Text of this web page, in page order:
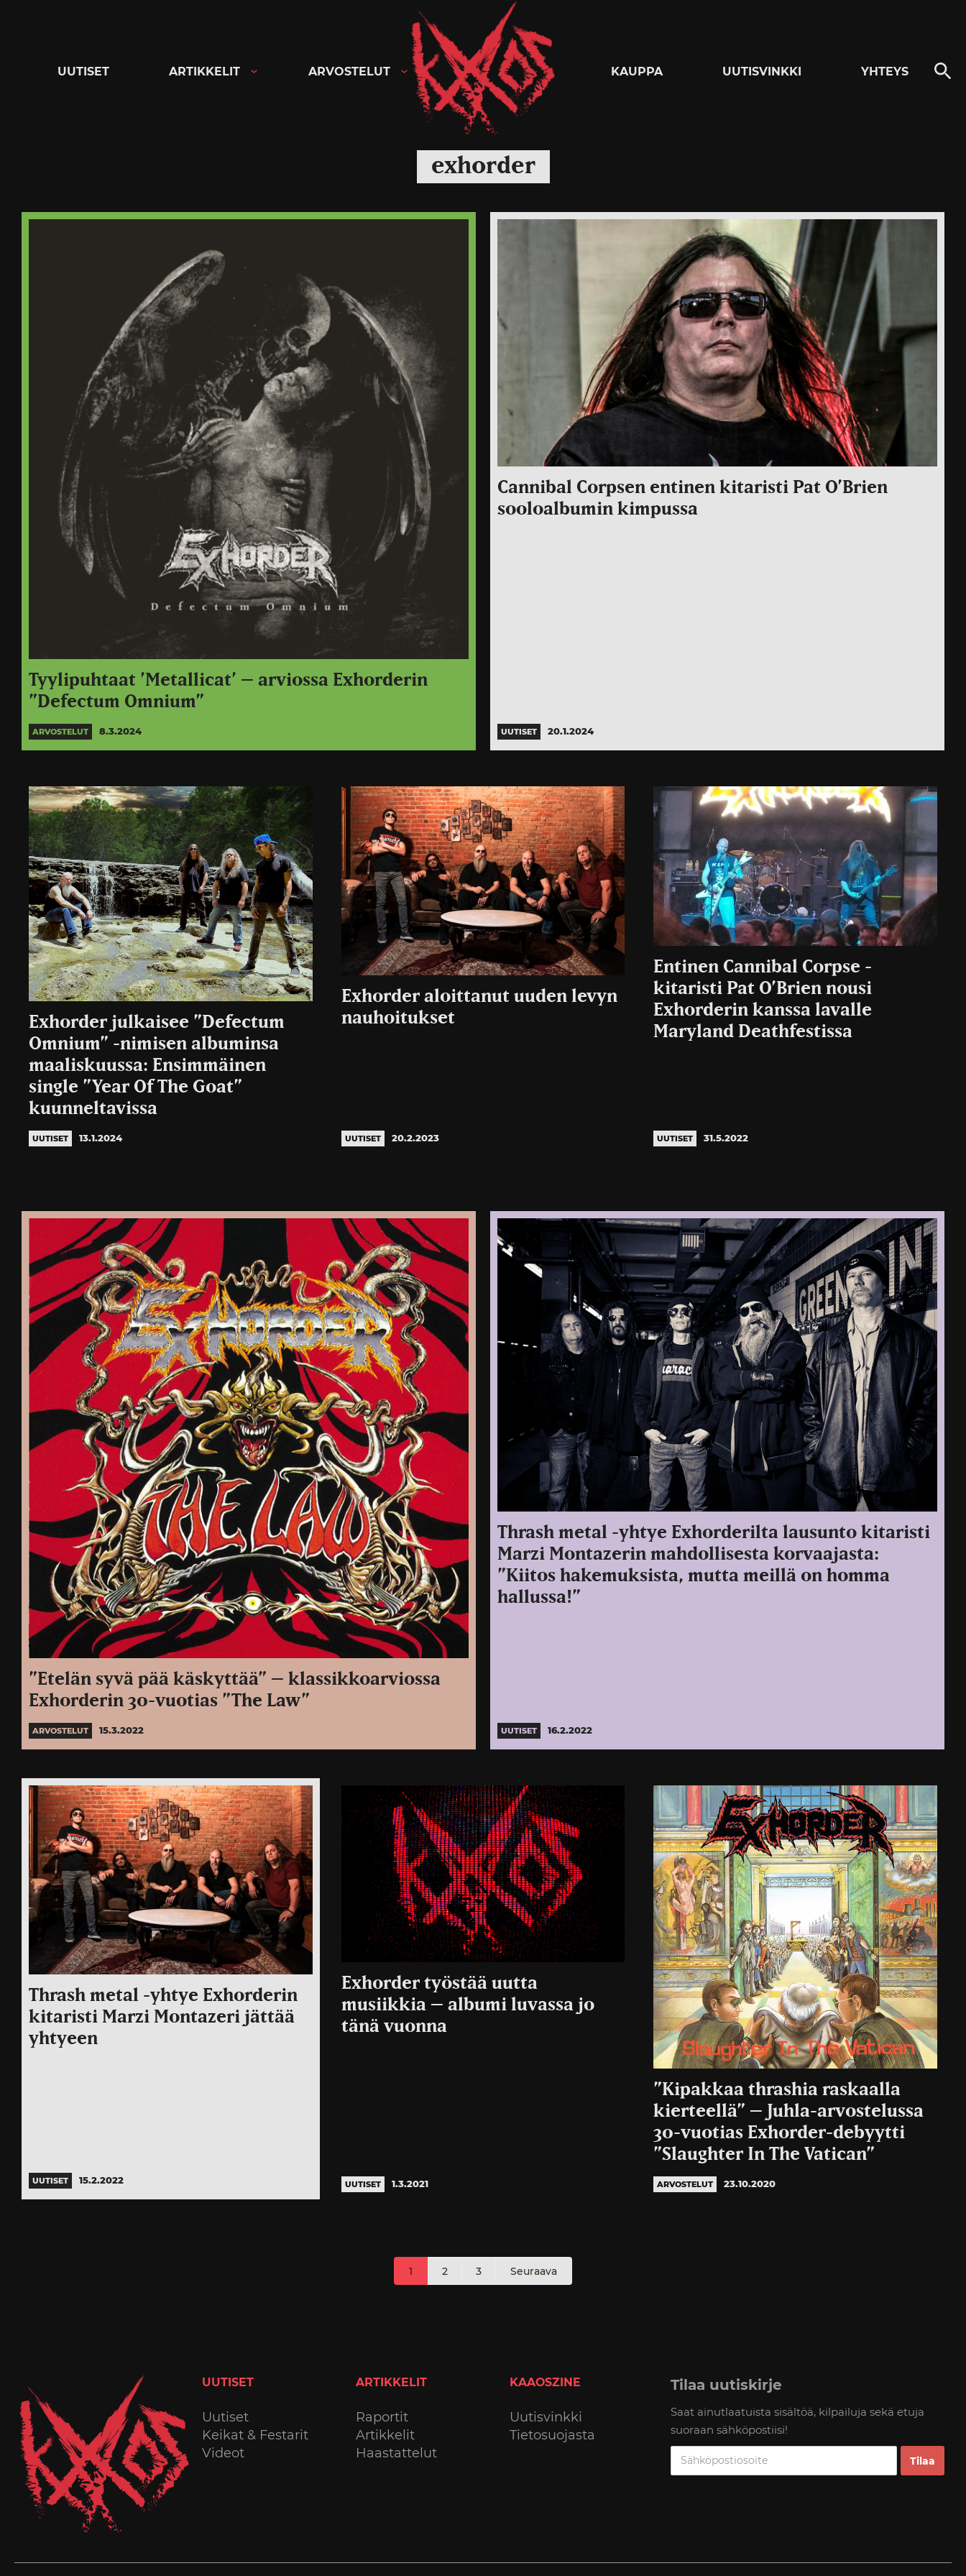
Kaaoszine
UUTISET ARTIKKELIT ARVOSTELUT KAUPPA UUTISVINKKI YHTEYS
exhorder
Tyylipuhtaat ’Metallicat’ – arviossa Exhorderin
”Defectum Omnium”
ARVOSTELUT 8.3.2024
Cannibal Corpsen entinen kitaristi Pat O’Brien
sooloalbumin kimpussa
UUTISET 20.1.2024
Exhorder julkaisee ”Defectum
Omnium” -nimisen albuminsa
maaliskuussa: Ensimmäinen
single ”Year Of The Goat”
kuunneltavissa
UUTISET 13.1.2024
Exhorder aloittanut uuden levyn
nauhoitukset
UUTISET 20.2.2023
Entinen Cannibal Corpse -
kitaristi Pat O’Brien nousi
Exhorderin kanssa lavalle
Maryland Deathfestissa
UUTISET 31.5.2022
”Etelän syvä pää käskyttää” – klassikkoarviossa
Exhorderin 30-vuotias ”The Law”
ARVOSTELUT 15.3.2022
Thrash metal -yhtye Exhorderilta lausunto kitaristi
Marzi Montazerin mahdollisesta korvaajasta:
”Kiitos hakemuksista, mutta meillä on homma
hallussa!”
UUTISET 16.2.2022
Thrash metal -yhtye Exhorderin
kitaristi Marzi Montazeri jättää
yhtyeen
UUTISET 15.2.2022
Exhorder työstää uutta
musiikkia – albumi luvassa jo
tänä vuonna
UUTISET 1.3.2021
”Kipakkaa thrashia raskaalla
kierteellä” – Juhla-arvostelussa
30-vuotias Exhorder-debyytti
”Slaughter In The Vatican”
ARVOSTELUT 23.10.2020
sivutus
1 2 3 Seuraava
UUTISET
Uutiset
Keikat & Festarit
Videot
ARTIKKELIT
Raportit
Artikkelit
Haastattelut
KAAOSZINE
Uutisvinkki
Tietosuojasta
Tilaa uutiskirje
Saat ainutlaatuista sisältöä, kilpailuja sekä etuja
suoraan sähköpostiisi!